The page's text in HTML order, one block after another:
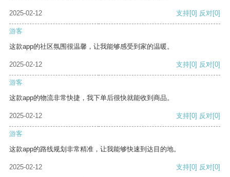
2025-02-12 支持[0] 反对[0]
游客
这款app的社区氛围很温馨，让我能够感受到家的温暖。
2025-02-12 支持[0] 反对[0]
游客
这款app的物流非常快捷，我下单后很快就能收到商品。
2025-02-12 支持[0] 反对[0]
游客
这款app的路线规划非常精准，让我能够快速到达目的地。
2025-02-12 支持[0] 反对[0]